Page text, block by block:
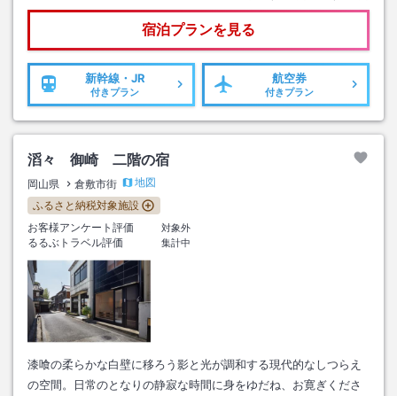
宿泊プランを見る
新幹線・JR
付きプラン
航空券
付きプラン
滔々 御崎 二階の宿
岡山県 倉敷市街
地図
ふるさと納税対象施設
お客様アンケート評価
対象外
るるぶトラベル評価 集計中
漆喰の柔らかな白壁に移ろう影と光が調和する現代的なしつらえ
の空間。日常のとなりの静寂な時間に身をゆだね、お寛ぎくださ